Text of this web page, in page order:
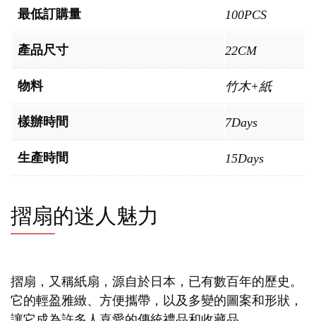
最低訂購量 100PCS
產品尺寸 22CM
物料 竹木+紙
樣辦時間 7Days
生產時間 15Days
摺扇的迷人魅力
摺扇，又稱紙扇，源自於日本，已有數百年的歷史。
它的輕盈雅緻、方便攜帶，以及多變的圖案和形狀，